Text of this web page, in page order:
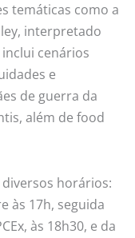
temáticas como a
interpretado
cenários
e
de guerra da
além de food
horários:
às 17h, seguida
às 18h30, e da